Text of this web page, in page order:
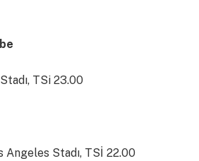
TSi 23.00
Angeles Stadı, TSİ 22.00